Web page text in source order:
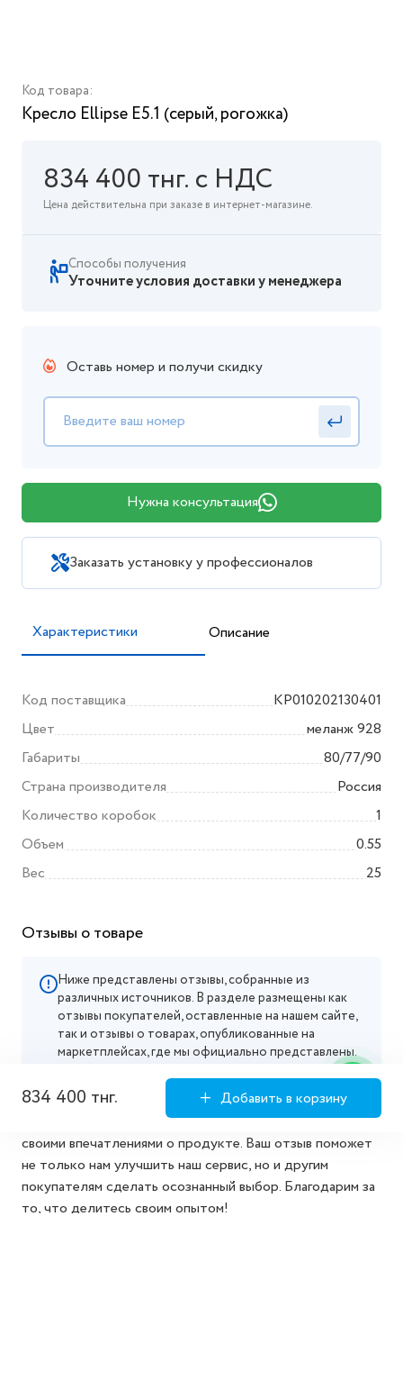
Код товара:
Кресло Ellipse E5.1 (серый, рогожка)
834 400 тнг. с НДС
Цена действительна при заказе в интернет-магазине.
Способы получения
Уточните условия доставки у менеджера
Оставь номер и получи скидку
Нужна консультация
Заказать установку у профессионалов
Характеристики Описание
Код поставщика
KP010202130401
Цвет
меланж 928
Габариты
80/77/90
Страна производителя
Россия
Количество коробок
1
Объем
0.55
Вес
25
834 400 тнг. Добавить в корзину
Отзывы о товаре
Ниже представлены отзывы, собранные из
различных источников. В разделе размещены как
отзывы покупателей, оставленные на нашем сайте,
так и отзывы о товарах, опубликованные на
маркетплейсах, где мы официально представлены.
Мы ценим ваше мнение! Пожалуйста, поделитесь
своими впечатлениями о продукте. Ваш отзыв поможет
не только нам улучшить наш сервис, но и другим
покупателям сделать осознанный выбор. Благодарим за
то, что делитесь своим опытом!